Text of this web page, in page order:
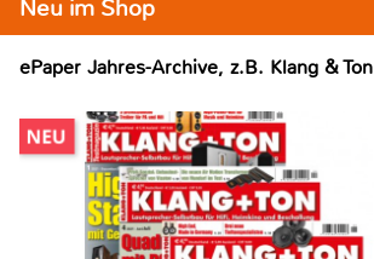
Neu im Shop
ePaper Jahres-Archive, z.B. Klang & Ton